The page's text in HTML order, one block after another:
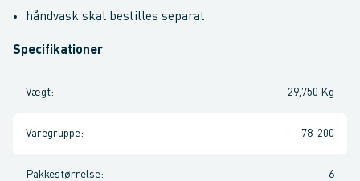
håndvask skal bestilles separat
Specifikationer
Vægt: 29,750 Kg
Varegruppe: 78-200
Pakkestørrelse: 6